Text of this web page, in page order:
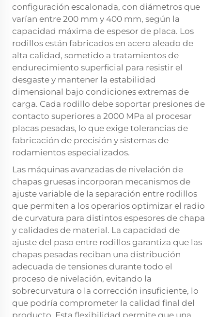
configuración escalonada, con diámetros que
varían entre 200 mm y 400 mm, según la
capacidad máxima de espesor de placa. Los
rodillos están fabricados en acero aleado de
alta calidad, sometido a tratamientos de
endurecimiento superficial para resistir el
desgaste y mantener la estabilidad
dimensional bajo condiciones extremas de
carga. Cada rodillo debe soportar presiones de
contacto superiores a 2000 MPa al procesar
placas pesadas, lo que exige tolerancias de
fabricación de precisión y sistemas de
rodamientos especializados.
Las máquinas avanzadas de nivelación de
chapas gruesas incorporan mecanismos de
ajuste variable de la separación entre rodillos
que permiten a los operarios optimizar el radio
de curvatura para distintos espesores de chapa
y calidades de material. La capacidad de
ajuste del paso entre rodillos garantiza que las
chapas pesadas reciban una distribución
adecuada de tensiones durante todo el
proceso de nivelación, evitando la
sobrecurvatura o la corrección insuficiente, lo
que podría comprometer la calidad final del
producto. Esta flexibilidad permite que una